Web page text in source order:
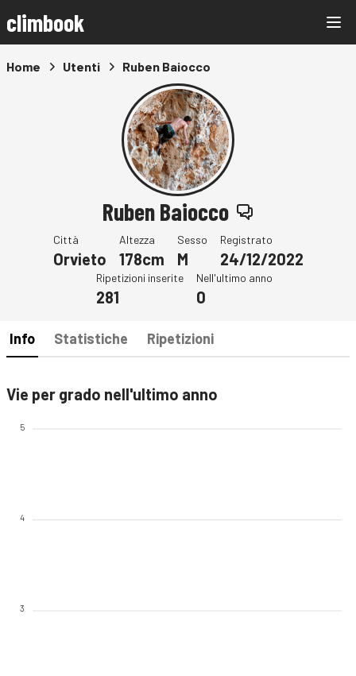
climbook
Home Utenti Ruben Baiocco
Ruben Baiocco
Città
Orvieto
Altezza
178cm
Sesso
M
Registrato
24/12/2022
Ripetizioni inserite
281
Nell'ultimo anno
0
Info Statistiche Ripetizioni
Vie per grado nell'ultimo anno
5
4
3